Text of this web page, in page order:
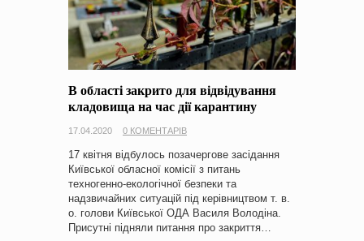
В області закрито для відвідування
кладовища на час дії карантину
17.04.2020 0 КОМЕНТАРІВ
17 квітня відбулось позачергове засідання
Київської обласної комісії з питань
техногенно-екологічної безпеки та
надзвичайних ситуацій під керівництвом т. в.
о. голови Київської ОДА Василя Володіна.
Присутні підняли питання про закриття…